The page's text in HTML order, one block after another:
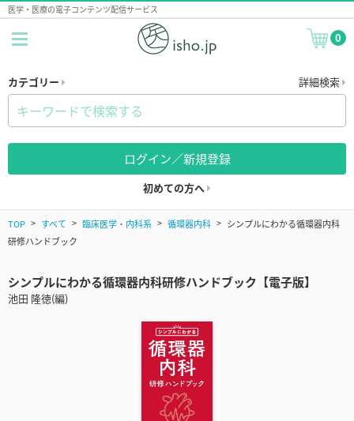
医学・医療の電子コンテンツ配信サービス
0
カテゴリー 詳細検索
ログイン／新規登録
初めての方へ
TOP すべて 臨床医学・内科系 循環器内科
シンプルにわかる循環器内科
研修ハンドブック
シンプルにわかる循環器内科研修ハンドブック【電子版】
池田 隆徳(編)